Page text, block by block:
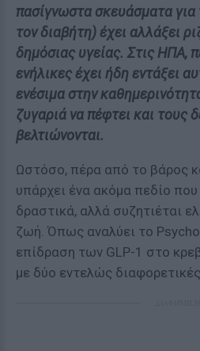
πασίγνωστα σκευάσματα για
τον διαβήτη) έχει αλλάξει
δημόσιας υγείας. Στις ΗΠΑ,
ενήλικες έχει ήδη εντάξει
ενέσιμα στην
ζυγαριά να πέφτει και τους
βελτιώνονται.
Ωστόσο, πέρα από το βάρος
υπάρχει ένα ακόμα πεδίο
δραστικά, αλλά συζητιέται
ζωή. Όπως αναλύει το
επίδραση των GLP-1 στο
με δύο εντελώς